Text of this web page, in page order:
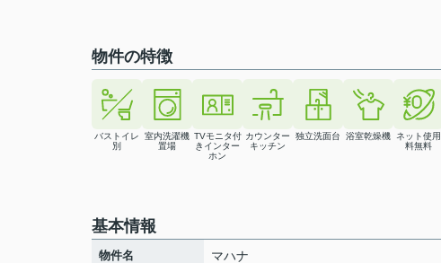
物件の特徴
バストイレ
別
室内洗濯機
置場
TVモニタ付
きインター
ホン
カウンター
キッチン
独立洗面台 浴室乾燥機 ネット使用
料無料
基本情報
物件名 マハナ